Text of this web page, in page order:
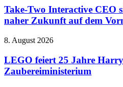
Handy
Interactive
CEO
sieht
Gaming
naher
Zukunft
Take-Two Interactive CEO
naher Zukunft auf dem
LEGO
25
Jahre
Harry
8. August 2026
LEGO feiert 25 Jahre
Zaubereiministerium